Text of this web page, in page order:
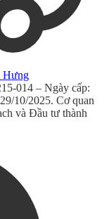
Hưng
014 – Ngày cấp:
10/2025. Cơ quan
và Đầu tư thành